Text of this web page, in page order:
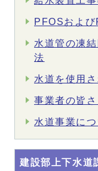
PFOSおよ
水道管の凍
法
水道を使用
事業者の皆
水道事業につ
建設部上下水道